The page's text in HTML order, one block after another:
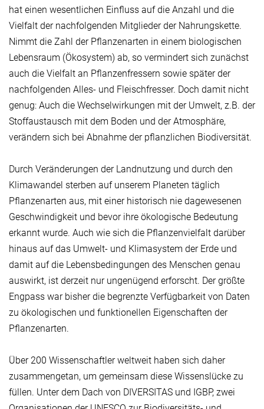
hat einen wesentlichen Einfluss auf die Anzahl und die
Vielfalt der nachfolgenden Mitglieder der Nahrungskette.
Nimmt die Zahl der Pflanzenarten in einem biologischen
Lebensraum (Ökosystem) ab, so vermindert sich zunächst
auch die Vielfalt an Pflanzenfressern sowie später der
nachfolgenden Alles- und Fleischfresser. Doch damit nicht
genug: Auch die Wechselwirkungen mit der Umwelt, z.B. der
Stoffaustausch mit dem Boden und der Atmosphäre,
verändern sich bei Abnahme der pflanzlichen Biodiversität.
Durch Veränderungen der Landnutzung und durch den
Klimawandel sterben auf unserem Planeten täglich
Pflanzenarten aus, mit einer historisch nie dagewesenen
Geschwindigkeit und bevor ihre ökologische Bedeutung
erkannt wurde. Auch wie sich die Pflanzenvielfalt darüber
hinaus auf das Umwelt- und Klimasystem der Erde und
damit auf die Lebensbedingungen des Menschen genau
auswirkt, ist derzeit nur ungenügend erforscht. Der größte
Engpass war bisher die begrenzte Verfügbarkeit von Daten
zu ökologischen und funktionellen Eigenschaften der
Pflanzenarten.
Über 200 Wissenschaftler weltweit haben sich daher
zusammengetan, um gemeinsam diese Wissenslücke zu
füllen. Unter dem Dach von DIVERSITAS und IGBP, zwei